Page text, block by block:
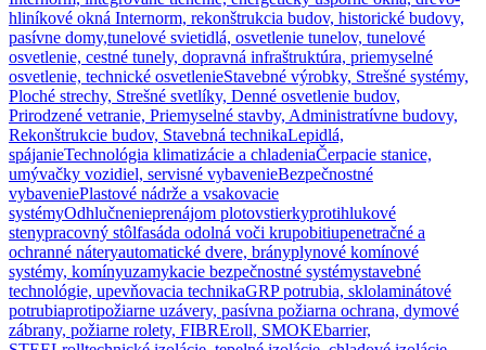
hliníkové okná Internorm, rekonštrukcia budov, historické budovy,
pasívne domy,tunelové svietidlá, osvetlenie tunelov, tunelové
osvetlenie, cestné tunely, dopravná infraštruktúra, priemyselné
osvetlenie, technické osvetlenieStavebné výrobky, Strešné systémy,
Ploché strechy, Strešné svetlíky, Denné osvetlenie budov,
Prirodzené vetranie, Priemyselné stavby, Administratívne budovy,
Rekonštrukcie budov, Stavebná technikaLepidlá,
spájanieTechnológia klimatizácie a chladeniaČerpacie stanice,
umývačky vozidiel, servisné vybavenieBezpečnostné
vybaveniePlastové nádrže a vsakovacie
systémyOdhlučnenieprenájom plotovstierkyprotihlukové
stenypracovný stôlfasáda odolná voči krupobitiupenetračné a
ochranné náteryautomatické dvere, brányplynové komínové
systémy, komínyuzamykacie bezpečnostné systémystavebné
technológie, upevňovacia technikaGRP potrubia, sklolaminátové
potrubiaprotipožiarne uzávery, pasívna požiarna ochrana, dymové
zábrany, požiarne rolety, FIBREroll, SMOKEbarrier,